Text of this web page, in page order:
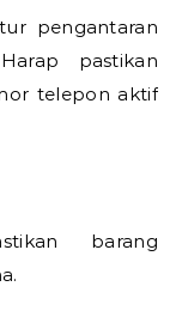
pengantaran
pastikan
telepon aktif
barang